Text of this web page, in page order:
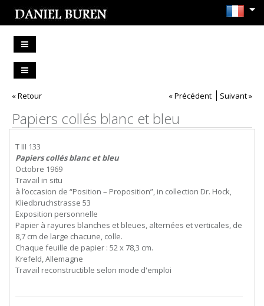
« Retour « Précédent Suivant »
Papiers collés blanc et bleu
T III 133
Papiers collés blanc et bleu
Octobre 1969
Travail in situ
à l’occasion de “Position – Proposition”, in collection Dr. Hock,
Kliedbruchstrasse 53
Exposition personnelle
Papier à rayures blanches et bleues, alternées et verticales, de
8,7 cm de large chacune, colle.
Chaque feuille de papier : 52 x 78,3 cm.
Krefeld, Allemagne
Travail reconstructible selon mode d'emploi